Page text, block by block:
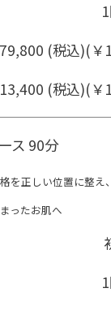
(税込)(
(税込)(
ス 90分
を正しい位置に整え
ったお肌へ